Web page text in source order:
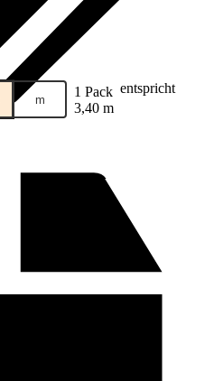
m 1 Pack entspricht
3,40 m